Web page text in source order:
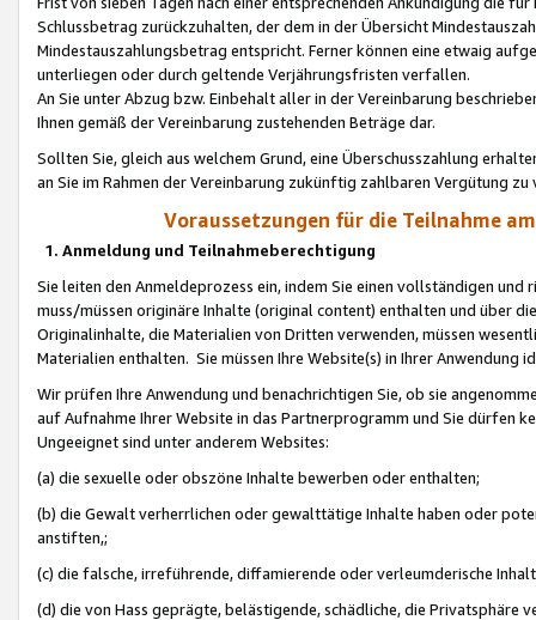
Schlussbetrag zurückzuhalten, der dem in der Übersicht
Mindestauszahlungsbetrag entspricht. Ferner können eine etwaig
unterliegen oder durch geltende Verjährungsfristen verfallen.
An Sie unter Abzug bzw. Einbehalt aller in der Vereinbarung
Ihnen gemäß der Vereinbarung zustehenden Beträge dar.
Sollten Sie, gleich aus welchem Grund, eine Überschusszahlung
an Sie im Rahmen der Vereinbarung zukünftig zahlbaren Vergütung zu
Voraussetzungen für die Teilnahme
1. Anmeldung und Teilnahmeberechtigung
Sie leiten den Anmeldeprozess ein, indem Sie einen vollständigen
muss/müssen originäre Inhalte (original content) enthalten und über
Originalinhalte, die Materialien von Dritten verwenden, müssen
Materialien enthalten. Sie müssen Ihre Website(s) in Ihrer Anwendung
Wir prüfen Ihre Anwendung und benachrichtigen Sie, ob sie
auf Aufnahme Ihrer Website in das Partnerprogramm und Sie dürfen
Ungeeignet sind unter anderem Websites:
(a) die sexuelle oder obszöne Inhalte bewerben oder enthalten;
(b) die Gewalt verherrlichen oder gewalttätige Inhalte haben oder
anstiften,;
(c) die falsche, irreführende, diffamierende oder verleumderische
(d) die von Hass geprägte, belästigende, schädliche, die Privatsphäre